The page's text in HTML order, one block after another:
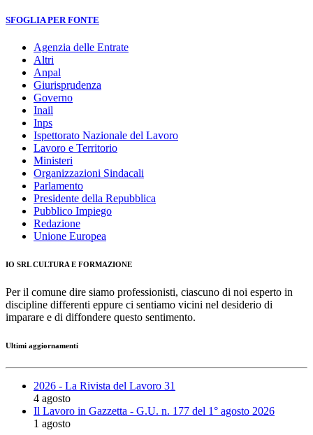
SFOGLIA PER FONTE
Agenzia delle Entrate
Altri
Anpal
Giurisprudenza
Governo
Inail
Inps
Ispettorato Nazionale del Lavoro
Lavoro e Territorio
Ministeri
Organizzazioni Sindacali
Parlamento
Presidente della Repubblica
Pubblico Impiego
Redazione
Unione Europea
IO SRL CULTURA E FORMAZIONE
Per il comune dire siamo professionisti, ciascuno di noi esperto in
discipline differenti eppure ci sentiamo vicini nel desiderio di
imparare e di diffondere questo sentimento.
Ultimi aggiornamenti
2026 - La Rivista del Lavoro 31
4 agosto
Il Lavoro in Gazzetta - G.U. n. 177 del 1° agosto 2026
1 agosto